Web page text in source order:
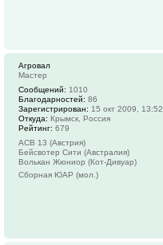
Агровал
Мастер
Сообщений: 1010
Благодарностей: 86
Зарегистрирован: 15 окт 2009, 13:52
Откуда: Крымск, Россия
Рейтинг: 679
АСВ 13 (Австрия)
Бейсвотер Сити (Австралия)
Волькан Жюниор (Кот-Дивуар)
Сборная ЮАР (мол.)